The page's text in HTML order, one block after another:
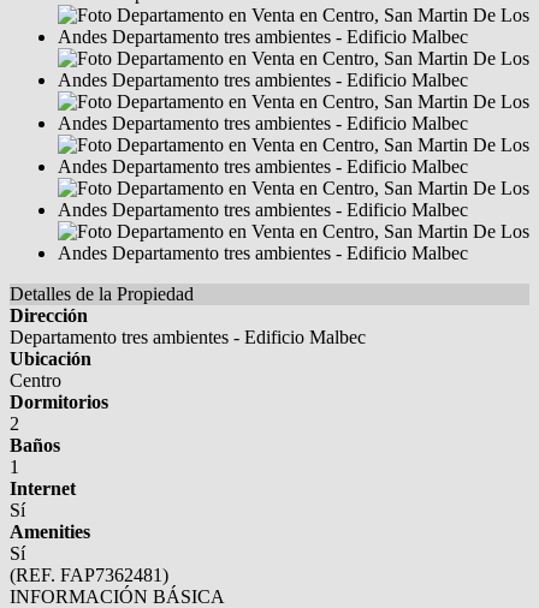
Detalles de la Propiedad
Dirección
Departamento tres ambientes - Edificio Malbec
Ubicación
Centro
Dormitorios
2
Baños
1
Internet
Sí
Amenities
Sí
(REF. FAP7362481)
INFORMACIÓN BÁSICA